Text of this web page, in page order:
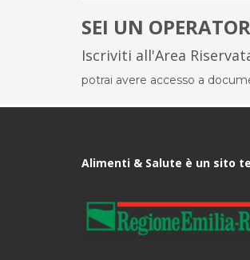
SEI UN
Iscriviti all'Area
potrai avere accesso a
Alimenti & Salute è un sito